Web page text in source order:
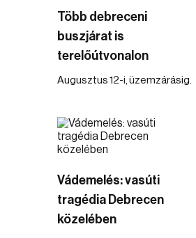
Több debreceni
buszjárat is
terelőútvonalon
Augusztus 12-i, üzemzárásig.
Vádemelés: vasúti
tragédia Debrecen
közelében